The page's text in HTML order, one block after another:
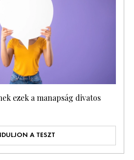
ezek a manapság divatos
A TESZT